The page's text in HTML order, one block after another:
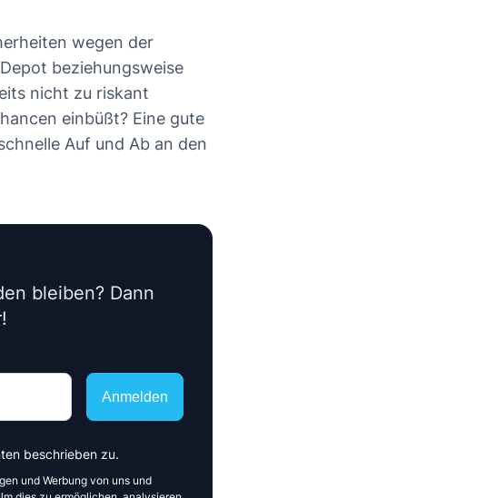
wegen der
beziehungsweise
nicht zu riskant
einbüßt? Eine gute
Auf und Ab an den
bleiben? Dann
Anmelden
beschrieben zu.
und Werbung von uns und